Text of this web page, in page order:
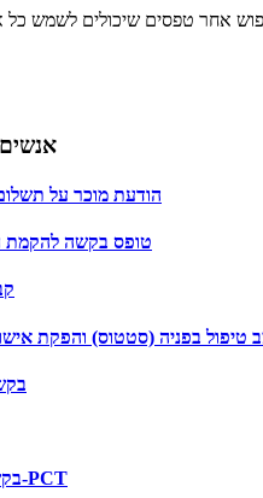
אחר טפסים שיכולים לשמש כל
הודעת מוכר על תשלום
טופס בקשה להקמת
טיפול בפניה (סטטוס) והפקת
בקשה להחזר אגרה ששולמה במסגרת הליך ה-PCT